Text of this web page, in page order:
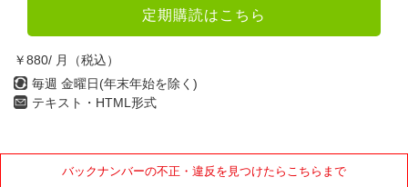
定期購読はこちら
￥880/ 月（税込）
毎週 金曜日(年末年始を除く)
テキスト・HTML形式
バックナンバーの不正・違反を見つけたらこちらまで